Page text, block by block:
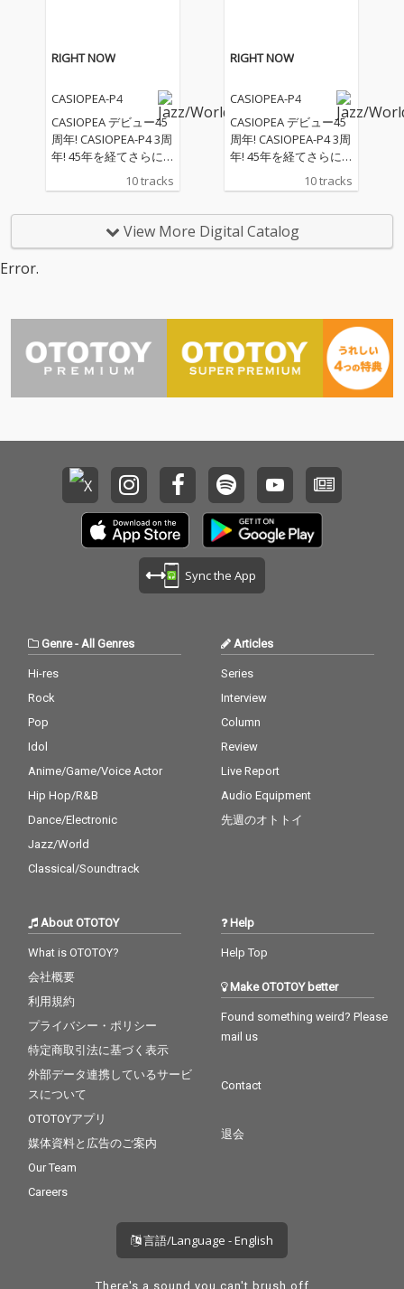
RIGHT NOW
CASIOPEA-P4
CASIOPEA デビュー45
周年! CASIOPEA-P4 3周
年! 45年を経てさらに
進化を加速する日本を
代表するFUSION MUSI
A。 全曲書き下ろし新
曲。最高のサウンドを
10 tracks
RIGHT NOW
CASIOPEA-P4
CASIOPEA デビュー45
周年! CASIOPEA-P4 3周
年! 45年を経てさらに
進化を加速する日本を
代表するFUSION MUSI
A。 全曲書き下ろし新
曲。最高のサウンドを
10 tracks
View More Digital Catalog
Error.
Sync the App
Genre- All Genres
Hi-res
Rock
Pop
Idol
Anime/Game/Voice Actor
Hip Hop/R&B
Dance/Electronic
Jazz/World
Classical/Soundtrack
Articles
Series
Interview
Column
Review
Live Report
Audio Equipment
先週のオトトイ
About OTOTOY
What is OTOTOY?
会社概要
利用規約
プライバシー・ポリシー
特定商取引法に基づく表示
外部データ連携しているサービ
スについて
OTOTOYアプリ
媒体資料と広告のご案内
Our Team
Careers
Help
Help Top
Make OTOTOY better
Found something weird? Please
mail us
Contact
退会
言語/Language - English
There's a sound you can't brush off